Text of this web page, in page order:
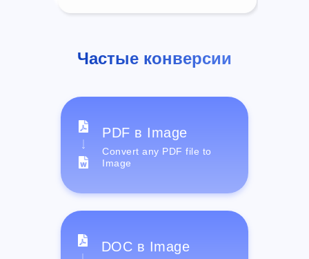
Частые конверсии
PDF в Image
Convert any PDF file to
Image
DOC в Image